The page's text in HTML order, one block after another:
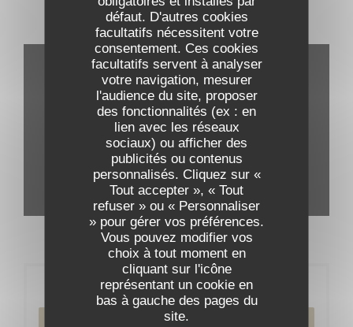
défaut. D'autres cookies
facultatifs nécessitent votre
consentement. Ces cookies
facultatifs servent à analyser
votre navigation, mesurer
l'audience du site, proposer
des fonctionnalités (ex : en
lien avec les réseaux
sociaux) ou afficher des
publicités ou contenus
personnalisés. Cliquez sur «
Tout accepter », « Tout
refuser » ou « Personnaliser
» pour gérer vos préférences.
Vous pouvez modifier vos
choix à tout moment en
cliquant sur l'icône
représentant un cookie en
bas à gauche des pages du
site.
Visite virtuelle
Réservation
RÉSERVER